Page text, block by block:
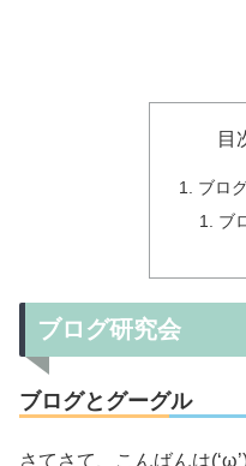
目
ブロ
ブ
ブログ研究会
ブログとグーグル
さてさて、こんばんは